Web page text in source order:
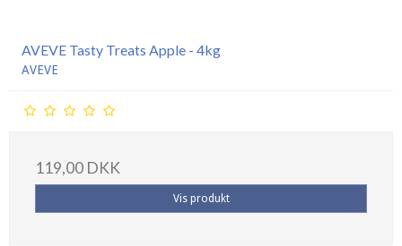
AVEVE Tasty Treats Apple - 4kg
AVEVE
119,00 DKK
Vis produkt